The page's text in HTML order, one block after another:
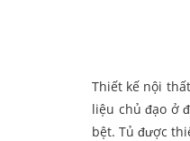
Thiết kế nội
liệu chủ đạo ở
bệt. Tủ được